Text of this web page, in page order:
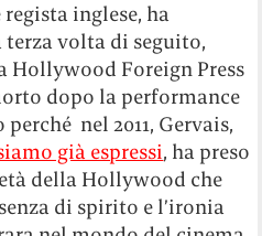
regista inglese, ha
volta di seguito,
Hollywood Foreign Press
dopo la performance
nel 2011, Gervais,
già espressi, ha preso
della Hollywood che
di spirito e l’ironia